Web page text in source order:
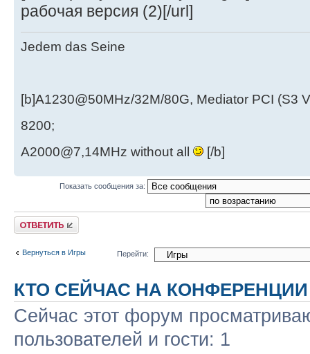
рабочая версия (2)[/url]
Jedem das Seine
[b]A1230@50MHz/32M/80G, Mediator PCI (S3
8200;
A2000@7,14MHz without all
[/b]
Показать сообщения за:
Ответить
Вернуться в Игры Перейти:
КТО СЕЙЧАС НА КОНФЕРЕНЦИИ
Сейчас этот форум
пользователей и гости: 1